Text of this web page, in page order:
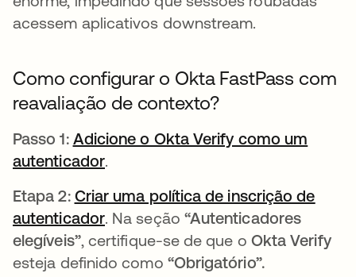
acessem aplicativos downstream.
Como configurar o Okta FastPass com
reavaliação de contexto?
Passo 1: Adicione o Okta Verify como um
autenticadorabre em uma nova guia
.
Etapa 2: Criar uma política de inscrição de
autenticadorabre em uma nova guia
. Na seção “Autenticadores
elegíveis”, certifique-se de que o Okta Verify
esteja definido como “Obrigatório”.